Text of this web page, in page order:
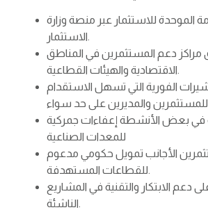
الموحدة للاستثمار عبر منصة وزارة
الاستثمار.
مراكز دعم المستثمرين في المناطق
الاقتصادية والهيئات القطاعية.
الفورية التي تسهل الاستقدام
للمستثمرين والمديرين على حد سواء
في بعض الأنشطة إعفاءات جمركية
للمعدات الصناعية
الأجانب تمويل حكومي مدعوم
للقطاعات المستهدفة.
دعم الابتكار والتقنية في المشاريع
الناشئة.